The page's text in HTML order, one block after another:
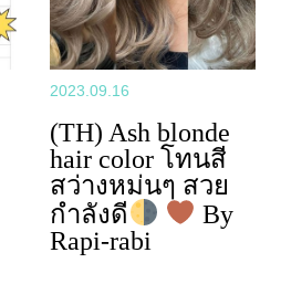
2023.09.16
(TH) Ash blonde
hair color โทนสี
สว่างหม่นๆ สวย
กำลังดี
By
Rapi-rabi